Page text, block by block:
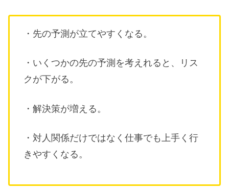
・先の予測が立てやすくなる。
・いくつかの先の予測を考えれると、リス
クが下がる。
・解決策が増える。
・対人関係だけではなく仕事でも上手く行
きやすくなる。